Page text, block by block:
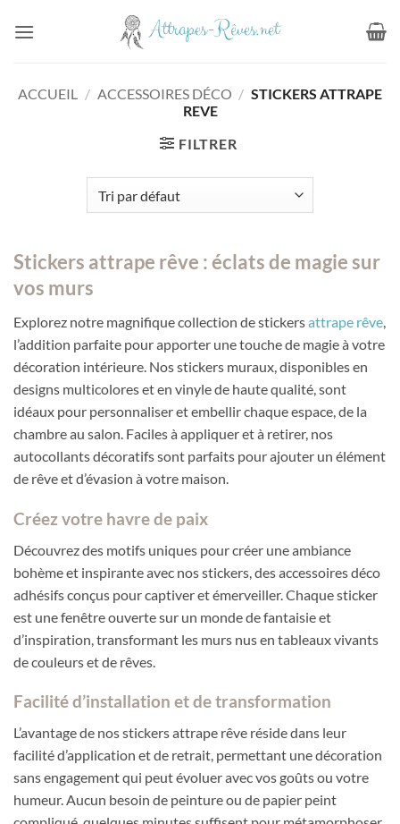
ACCUEIL / ACCESSOIRES DÉCO / STICKERS ATTRAPE
REVE
FILTRER
Stickers attrape rêve : éclats de magie sur
vos murs
Explorez notre magnifique collection de stickersattrape rêve,
l’addition parfaite pour apporter une touche de magie à votre
décoration intérieure. Nos stickers muraux, disponibles en
designs multicolores et en vinyle de haute qualité, sont
idéaux pour personnaliser et embellir chaque espace, de la
chambre au salon. Faciles à appliquer et à retirer, nos
autocollants décoratifs sont parfaits pour ajouter un élément
de rêve et d’évasion à votre maison.
Créez votre havre de paix
Découvrez des motifs uniques pour créer une ambiance
bohème et inspirante avec nos stickers, des accessoires déco
adhésifs conçus pour captiver et émerveiller. Chaque sticker
est une fenêtre ouverte sur un monde de fantaisie et
d’inspiration, transformant les murs nus en tableaux vivants
de couleurs et de rêves.
Facilité d’installation et de transformation
L’avantage de nos stickers attrape rêve réside dans leur
facilité d’application et de retrait, permettant une décoration
sans engagement qui peut évoluer avec vos goûts ou votre
humeur. Aucun besoin de peinture ou de papier peint